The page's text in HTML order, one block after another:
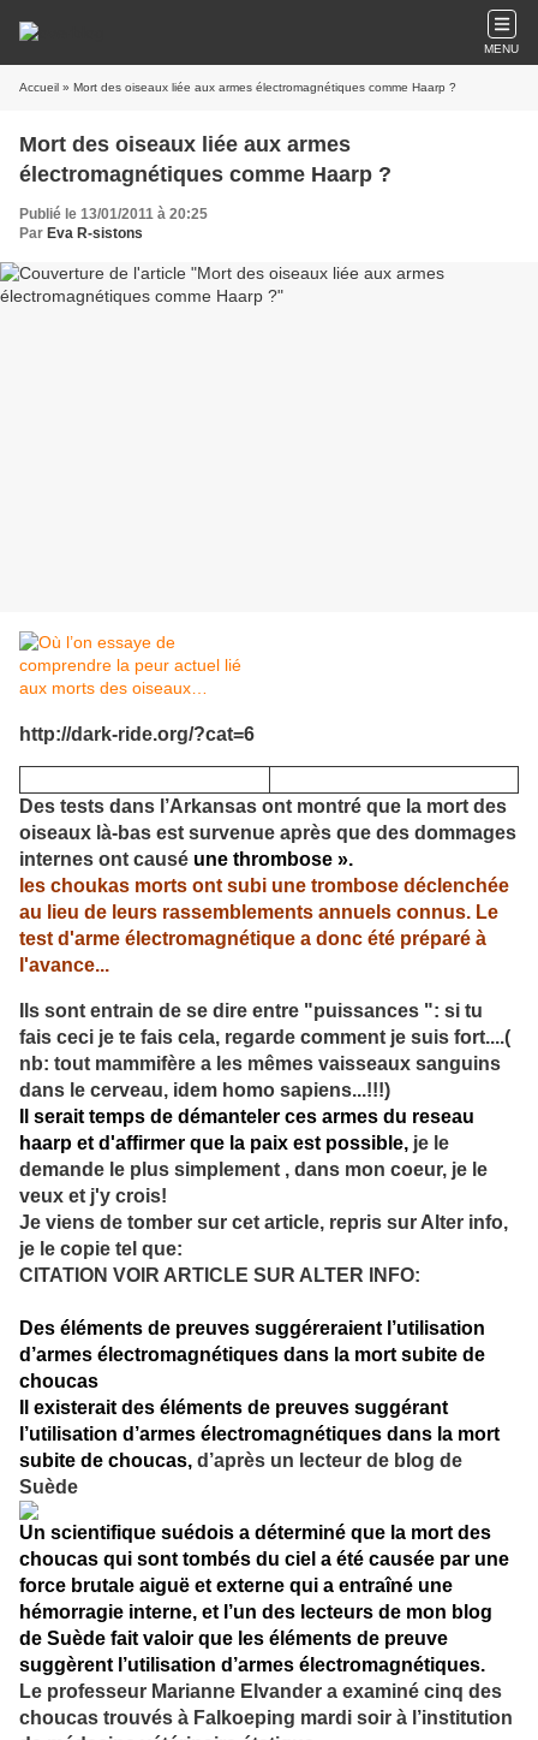
MENU
Accueil » Mort des oiseaux liée aux armes électromagnétiques comme Haarp ?
Mort des oiseaux liée aux armes
électromagnétiques comme Haarp ?
Publié le 13/01/2011 à 20:25
Par Eva R-sistons
http://dark-ride.org/?cat=6
Des tests dans l’Arkansas ont montré que la mort des
oiseaux là-bas est survenue après que des dommages
internes ont causé une thrombose ».
les choukas morts ont subi une trombose déclenchée
au lieu de leurs rassemblements annuels connus. Le
test d'arme électromagnétique a donc été préparé à
l'avance...
Ils sont entrain de se dire entre "puissances ": si tu
fais ceci je te fais cela, regarde comment je suis fort....(
nb: tout mammifère a les mêmes vaisseaux sanguins
dans le cerveau, idem homo sapiens...!!!)
Il serait temps de démanteler ces armes du reseau
haarp et d'affirmer que la paix est possible, je le
demande le plus simplement , dans mon coeur, je le
veux et j'y crois!
Je viens de tomber sur cet article, repris sur Alter info,
je le copie tel que:
CITATION VOIR ARTICLE SUR ALTER INFO:
Des éléments de preuves suggéreraient l’utilisation
d’armes électromagnétiques dans la mort subite de
choucas
Il existerait des éléments de preuves suggérant
l’utilisation d’armes électromagnétiques dans la mort
subite de choucas, d’après un lecteur de blog de
Suède
Un scientifique suédois a déterminé que la mort des
choucas qui sont tombés du ciel a été causée par une
force brutale aiguë et externe qui a entraîné une
hémorragie interne, et l’un des lecteurs de mon blog
de Suède fait valoir que les éléments de preuve
suggèrent l’utilisation d’armes électromagnétiques.
Le professeur Marianne Elvander a examiné cinq des
choucas trouvés à Falkoeping mardi soir à l’institution